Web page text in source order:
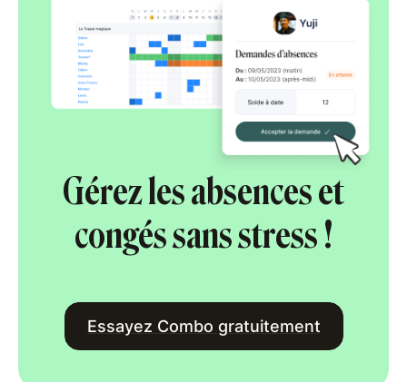
Gérez les absences et
congés sans stress !
Essayez Combo gratuitement